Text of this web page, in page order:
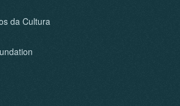
da Cultura